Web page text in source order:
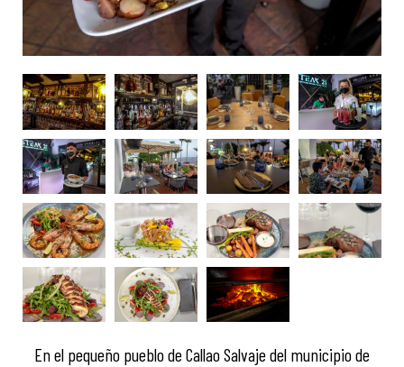
En el pequeño pueblo de Callao Salvaje del municipio de